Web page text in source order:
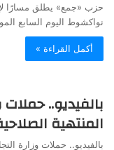
حزب «جمع» يطلق مسارًا
نواكشوط اليوم السابع
أكمل القراءة »
بالفيديو.. حملات
المنتهية
بالفيديو.. حملات وزارة